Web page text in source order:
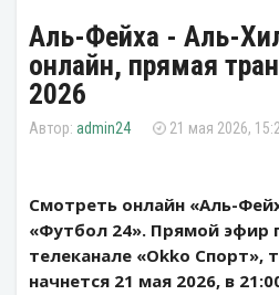
Аль-Фейха - Аль-
онлайн, прямая
2026
admin24 21 мая 2026,
Смотреть онлайн «Аль-
«Футбол 24». Прямой эфир
телеканале «Okko Спорт»,
начнется 21 мая 2026, в